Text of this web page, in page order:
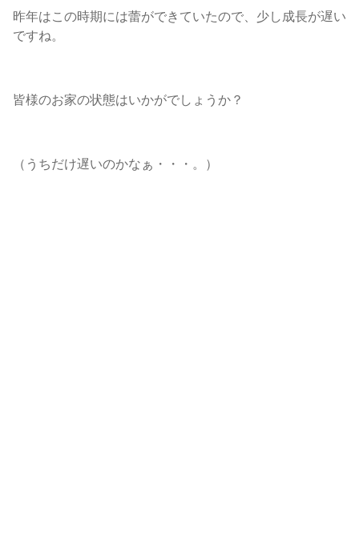
昨年はこの時期には蕾ができていたので、少し成長が遅い
ですね。
皆様のお家の状態はいかがでしょうか？
（うちだけ遅いのかなぁ・・・。）